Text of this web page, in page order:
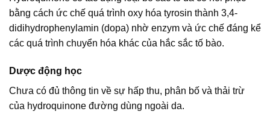
bằng cách ức chế quá trình oxy hóa tyrosin thành 3,4-
didihydrophenylamin (dopa) nhờ enzym và ức chế đáng kể
các quá trình chuyển hóa khác của hắc sắc tố bào.
Dược động học
Chưa có đủ thông tin về sự hấp thu, phân bố và thải trừ
của hydroquinone đường dùng ngoài da.